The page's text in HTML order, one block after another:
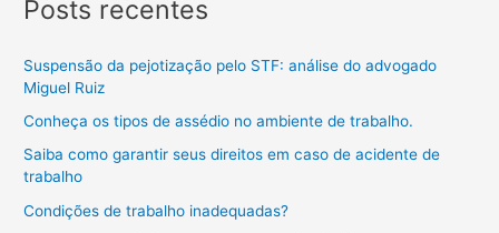
Posts recentes
Suspensão da pejotização pelo STF: análise do advogado
Miguel Ruiz
Conheça os tipos de assédio no ambiente de trabalho.
Saiba como garantir seus direitos em caso de acidente de
trabalho
Condições de trabalho inadequadas?